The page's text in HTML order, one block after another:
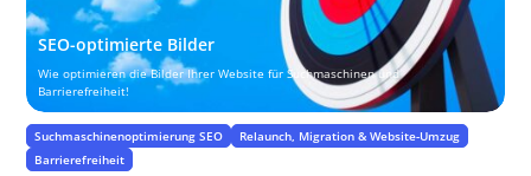
SEO-optimierte Bilder
Wie optimieren die Bilder Ihrer Website für Suchmaschinen und
Barrierefreiheit!
Suchmaschinenoptimierung SEO
Relaunch, Migration & Website-Umzug
Barrierefreiheit